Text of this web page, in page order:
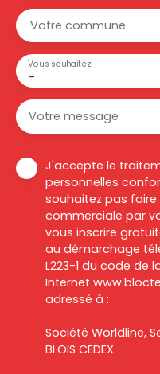
Votre commune
-
Vous souhaitez
Votre message
J'accepte le
personnelles
souhaitez pas
commerciale par
vous inscrire
au démarchage
L223-1 du code de
Internet
adressé à :
Société Worldline,
BLOIS CEDEX.